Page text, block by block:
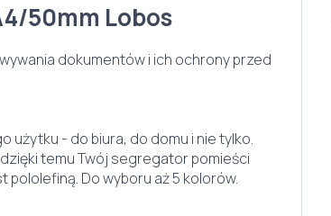
50mm Lobos
dokumentów i ich ochrony przed
- do biura, do domu i nie tylko.
temu Twój segregator pomieści
Do wyboru aż 5 kolorów.